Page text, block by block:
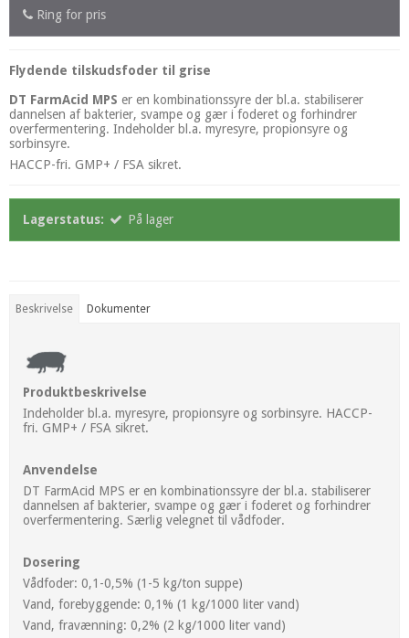
Ring for pris
Flydende tilskudsfoder til grise
DT FarmAcid MPS er en kombinationssyre der bl.a. stabiliserer
dannelsen af bakterier, svampe og gær i foderet og forhindrer
overfermentering. Indeholder bl.a. myresyre, propionsyre og
sorbinsyre.
HACCP-fri. GMP+ / FSA sikret.
Lagerstatus: På lager
Beskrivelse Dokumenter
Produktbeskrivelse
Indeholder bl.a. myresyre, propionsyre og sorbinsyre. HACCP-
fri. GMP+ / FSA sikret.
Anvendelse
DT FarmAcid MPS er en kombinationssyre der bl.a. stabiliserer
dannelsen af bakterier, svampe og gær i foderet og forhindrer
overfermentering. Særlig velegnet til vådfoder.
Dosering
Vådfoder: 0,1-0,5% (1-5 kg/ton suppe)
Vand, forebyggende: 0,1% (1 kg/1000 liter vand)
Vand, fravænning: 0,2% (2 kg/1000 liter vand)